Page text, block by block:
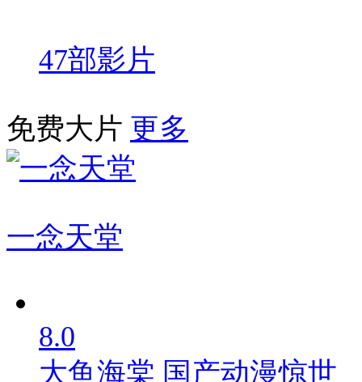
47部影片
免费大片 更多
一念天堂
8.0
大鱼海棠 国产动漫惊世